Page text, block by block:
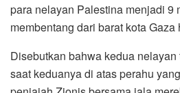
para nelayan Palestina menjadi 9
membentang dari barat kota
Disebutkan bahwa kedua
saat keduanya di atas perahu